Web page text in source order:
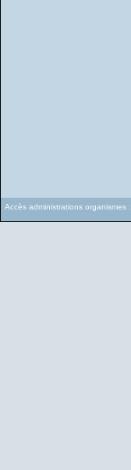
Accès administrations organismes :